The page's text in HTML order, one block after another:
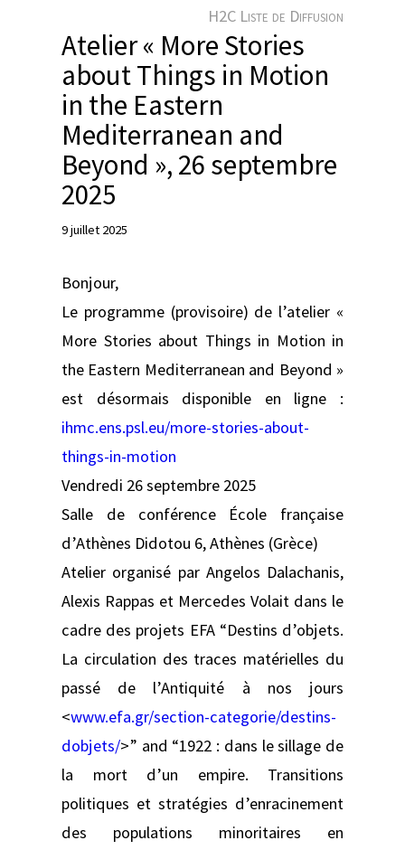
H2C Liste de Diffusion
Atelier « More Stories
about Things in Motion
in the Eastern
Mediterranean and
Beyond », 26 septembre
2025
9 juillet 2025
Bonjour,
Le programme (provisoire) de l’atelier «
More Stories about Things in Motion in
the Eastern Mediterranean and Beyond »
est désormais disponible en ligne :
ihmc.ens.psl.eu/more-stories-about-
things-in-motion
Vendredi 26 septembre 2025
Salle de conférence École française
d’Athènes Didotou 6, Athènes (Grèce)
Atelier organisé par Angelos Dalachanis,
Alexis Rappas et Mercedes Volait dans le
cadre des projets EFA “Destins d’objets.
La circulation des traces matérielles du
passé de l’Antiquité à nos jours
<www.efa.gr/section-categorie/destins-
dobjets/>” and “1922 : dans le sillage de
la mort d’un empire. Transitions
politiques et stratégies d’enracinement
des populations minoritaires en